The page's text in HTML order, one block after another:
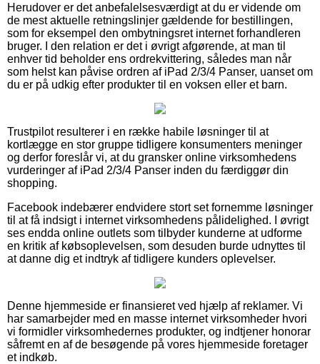
Herudover er det anbefalelsesværdigt at du er vidende om
de mest aktuelle retningslinjer gældende for bestillingen,
som for eksempel den ombytningsret internet forhandleren
bruger. I den relation er det i øvrigt afgørende, at man til
enhver tid beholder ens ordrekvittering, således man når
som helst kan påvise ordren af iPad 2/3/4 Panser, uanset om
du er på udkig efter produkter til en voksen eller et barn.
Trustpilot resulterer i en række habile løsninger til at
kortlægge en stor gruppe tidligere konsumenters meninger
og derfor foreslår vi, at du gransker online virksomhedens
vurderinger af iPad 2/3/4 Panser inden du færdiggør din
shopping.
Facebook indebærer endvidere stort set fornemme løsninger
til at få indsigt i internet virksomhedens pålidelighed. I øvrigt
ses endda online outlets som tilbyder kunderne at udforme
en kritik af købsoplevelsen, som desuden burde udnyttes til
at danne dig et indtryk af tidligere kunders oplevelser.
Denne hjemmeside er finansieret ved hjælp af reklamer. Vi
har samarbejder med en masse internet virksomheder hvori
vi formidler virksomhedernes produkter, og indtjener honorar
såfremt en af de besøgende på vores hjemmeside foretager
et indkøb.